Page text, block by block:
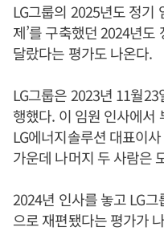
LG그룹의 2025년도 정기
제’를 구축했던 2024년
달랐다는 평가도 나온다.
LG그룹은 2023년 11월
행했다. 이 임원 인사에서
LG에너지솔루션 대표이
가운데 나머지 두 사람은
2024년 인사를 놓고 LG
으로 재편됐다는 평가가